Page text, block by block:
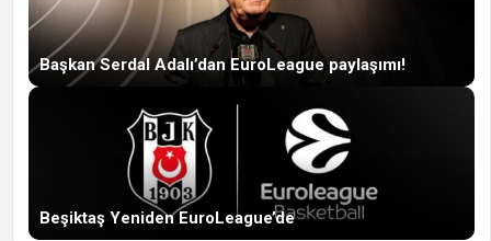
Başkan Serdal Adalı’dan EuroLeague paylaşımı!
Beşiktaş Yeniden EuroLeague’de